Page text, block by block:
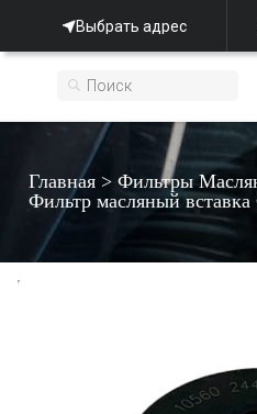
Выбрать адрес
Главная >Фильтры
Фильтр масляный